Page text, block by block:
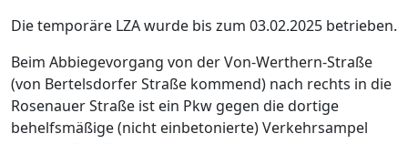
Die temporäre LZA wurde bis zum 03.02.2025 betrieben.
Beim Abbiegevorgang von der Von-Werthern-Straße
(von Bertelsdorfer Straße kommend) nach rechts in die
Rosenauer Straße ist ein Pkw gegen die dortige
behelfsmäßige (nicht einbetonierte) Verkehrsampel